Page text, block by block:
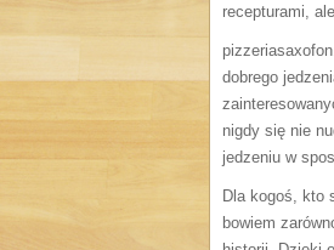
recepturami,
dobrego
nigdy się nie
jedzeniu w
Dla kogoś, kto
bowiem